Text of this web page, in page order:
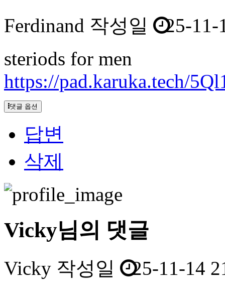
Ferdinand 작성일
25-11-
steriods for men
https://pad.karuka.tech/
댓글 옵션
답변
삭제
Vicky님의 댓글
Vicky 작성일
25-11-14